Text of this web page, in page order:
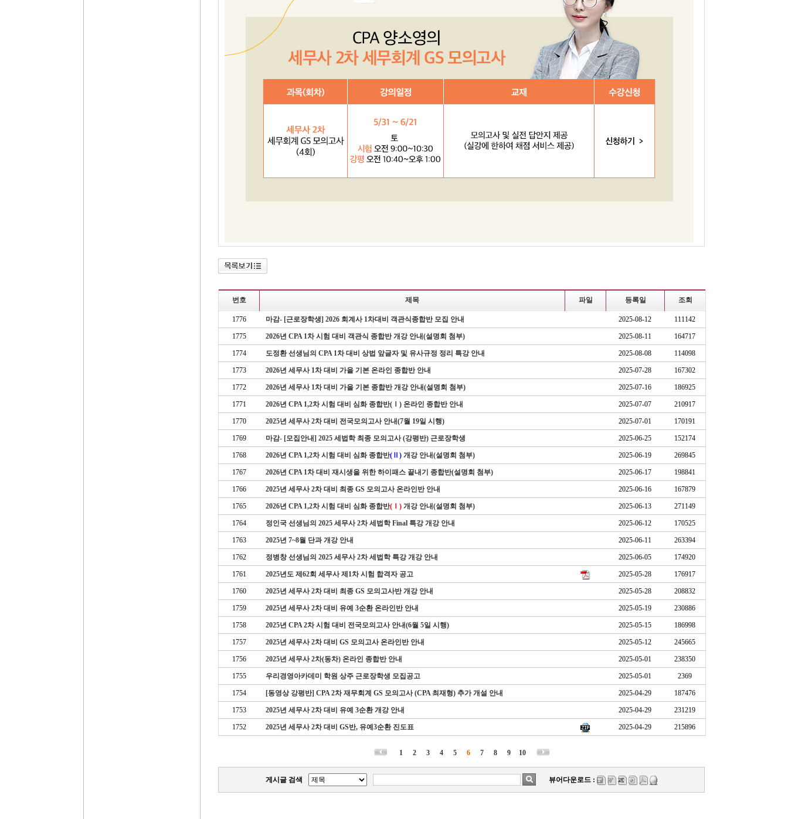
번호 제목 파일 등록일 조회
1776 마감- [근로장학생] 2026 회계사 1차대비 객관식종합반 모집 안내 2025-08-12 111142
1775 2026년 CPA 1차 시험 대비 객관식 종합반 개강 안내(설명회 첨부) 2025-08-11 164717
1774 도정환 선생님의 CPA 1차 대비 상법 앞글자 및 유사규정 정리 특강 안내 2025-08-08 114098
1773 2026년 세무사 1차 대비 가을 기본 온라인 종합반 안내 2025-07-28 167302
1772 2026년 세무사 1차 대비 가을 기본 종합반 개강 안내(설명회 첨부) 2025-07-16 186925
1771 2026년 CPA 1,2차 시험 대비 심화 종합반(Ⅰ) 온라인 종합반 안내 2025-07-07 210917
1770 2025년 세무사 2차 대비 전국모의고사 안내(7월 19일 시행) 2025-07-01 170191
1769 마감- [모집안내] 2025 세법학 최종 모의고사 (강평반) 근로장학생 2025-06-25 152174
1768 2026년 CPA 1,2차 시험 대비 심화 종합반(Ⅱ) 개강 안내(설명회 첨부) 2025-06-19 269845
1767 2026년 CPA 1차 대비 재시생을 위한 하이패스 끝내기 종합반(설명회 첨부) 2025-06-17 198841
1766 2025년 세무사 2차 대비 최종 GS 모의고사 온라인반 안내 2025-06-16 167879
1765 2026년 CPA 1,2차 시험 대비 심화 종합반(Ⅰ) 개강 안내(설명회 첨부) 2025-06-13 271149
1764 정인국 선생님의 2025 세무사 2차 세법학 Final 특강 개강 안내 2025-06-12 170525
1763 2025년 7~8월 단과 개강 안내 2025-06-11 263394
1762 정병창 선생님의 2025 세무사 2차 세법학 특강 개강 안내 2025-06-05 174920
1761 2025년도 제62회 세무사 제1차 시험 합격자 공고 2025-05-28 176917
1760 2025년 세무사 2차 대비 최종 GS 모의고사반 개강 안내 2025-05-28 208832
1759 2025년 세무사 2차 대비 유예 3순환 온라인반 안내 2025-05-19 230886
1758 2025년 CPA 2차 시험 대비 전국모의고사 안내(6월 5일 시행) 2025-05-15 186998
1757 2025년 세무사 2차 대비 GS 모의고사 온라인반 안내 2025-05-12 245665
1756 2025년 세무사 2차(동차) 온라인 종합반 안내 2025-05-01 238350
1755 우리경영아카데미 학원 상주 근로장학생 모집공고 2025-05-01 2369
1754 [동영상 강평반] CPA 2차 재무회계 GS 모의고사 (CPA 최재형) 추가 개설 안내 2025-04-29 187476
1753 2025년 세무사 2차 대비 유예 3순환 개강 안내 2025-04-29 231219
1752 2025년 세무사 2차 대비 GS반, 유예3순환 진도표 2025-04-29 215896
1 2 3 4 5 6 7 8 9 10
게시글 검색 뷰어다운로드 :